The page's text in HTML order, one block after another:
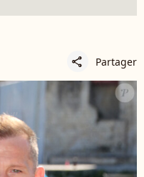
share Partager